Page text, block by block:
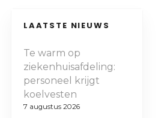
LAATSTE NIEUWS
Te warm op
ziekenhuisafdeling:
personeel krijgt
koelvesten
7 augustus 2026